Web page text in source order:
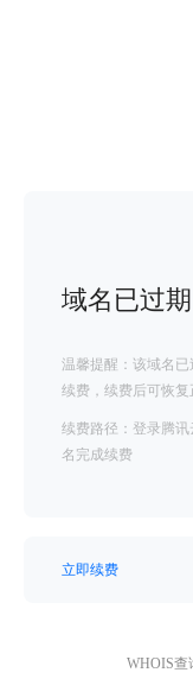
域名已过
温馨提醒：该域名
续费，续费后可恢复
续费路径：登录腾
名完成续费
立即续费
WHOIS查